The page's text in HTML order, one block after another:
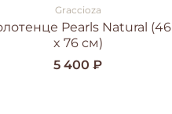
Graccioza
Pearls Natural (46
x 76 см)
5 400 ₽